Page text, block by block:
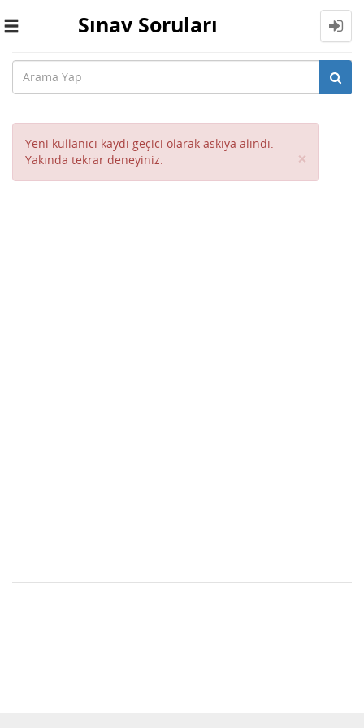
Toggle
Sınav Soruları
Yeni kullanıcı kaydı geçici olarak askıya alındı.
Yakında tekrar deneyiniz.
×